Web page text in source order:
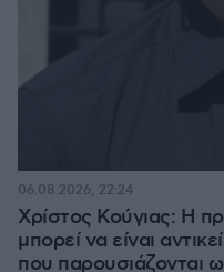
Χρίστος Κούγιας: Η
μπορεί να είναι
που παρουσιάζονται
06.08.2026, 22:24